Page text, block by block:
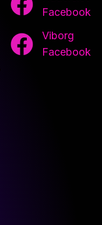
Facebook
Viborg
Facebook